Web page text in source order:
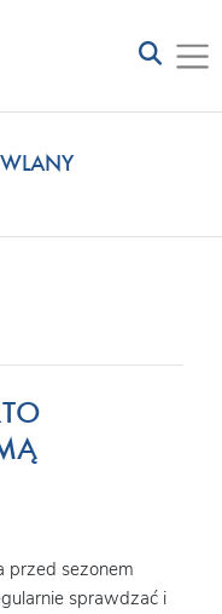
przed sezonem
sprawdzać i